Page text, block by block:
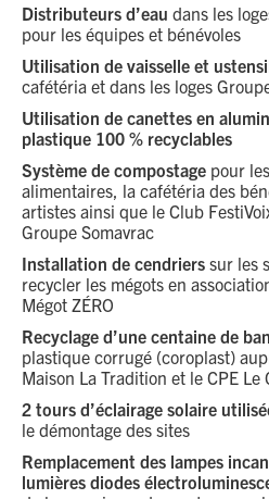
Distributeurs d’eau dans les
pour les équipes et bénévoles
Utilisation de vaisselle et
cafétéria et dans les loges
Utilisation de canettes en
plastique 100 % recyclables
Système de compostage pour
alimentaires, la cafétéria des
artistes ainsi que le Club
Groupe Somavrac
Installation de cendriers sur les
recycler les mégots en
Mégot ZÉRO
Recyclage d’une centaine de
plastique corrugé (coroplast)
Maison La Tradition et le CPE Le
2 tours d’éclairage solaire
le démontage des sites
Remplacement des lampes
lumières diodes